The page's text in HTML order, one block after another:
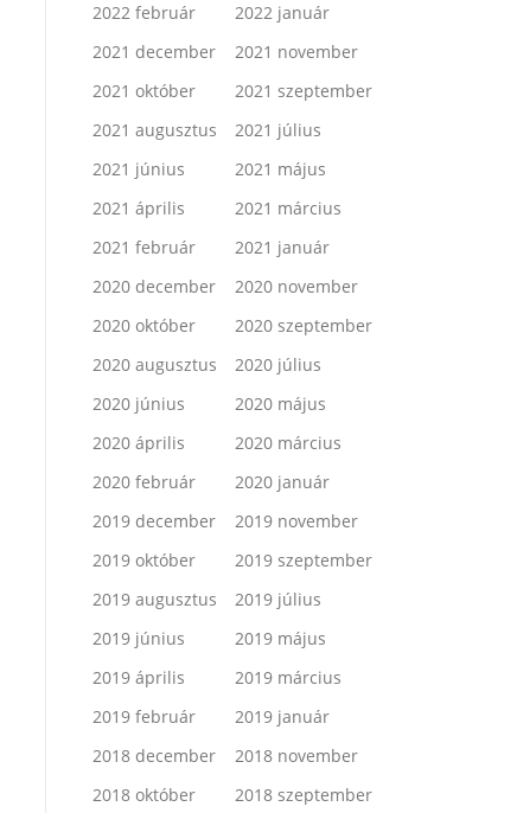
2022 február
2022 január
2021 december
2021 november
2021 október
2021 szeptember
2021 augusztus
2021 július
2021 június
2021 május
2021 április
2021 március
2021 február
2021 január
2020 december
2020 november
2020 október
2020 szeptember
2020 augusztus
2020 július
2020 június
2020 május
2020 április
2020 március
2020 február
2020 január
2019 december
2019 november
2019 október
2019 szeptember
2019 augusztus
2019 július
2019 június
2019 május
2019 április
2019 március
2019 február
2019 január
2018 december
2018 november
2018 október
2018 szeptember